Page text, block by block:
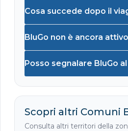
Cosa succede dopo il
BluGo non è ancora
Posso segnalare BluGo
Scopri altri Comuni
Consulta altri territori della